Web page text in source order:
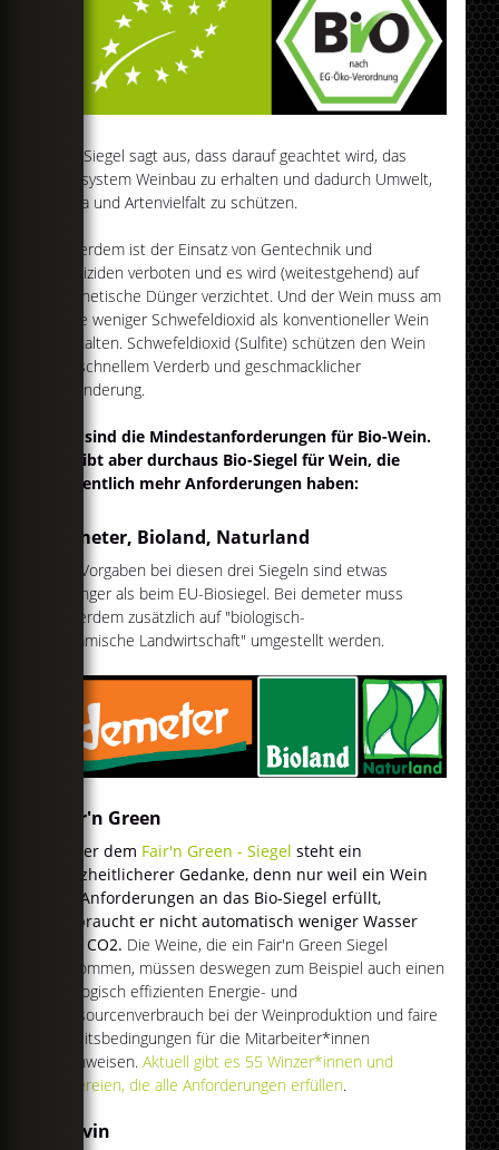
Das Siegel sagt aus, dass darauf geachtet wird, das
Ökosystem Weinbau zu erhalten und dadurch Umwelt,
Klima und Artenvielfalt zu schützen.
Außerdem ist der Einsatz von Gentechnik und
Pestiziden verboten und es wird (weitestgehend) auf
synthetische Dünger verzichtet. Und der Wein muss am
Ende weniger Schwefeldioxid als konventioneller Wein
enthalten. Schwefeldioxid (Sulfite) schützen den Wein
vor schnellem Verderb und geschmacklicher
Veränderung.
Das sind die Mindestanforderungen für Bio-Wein.
Es gibt aber durchaus Bio-Siegel für Wein, die
wesentlich mehr Anforderungen haben:
demeter, Bioland, Naturland
Die Vorgaben bei diesen drei Siegeln sind etwas
strenger als beim EU-Biosiegel. Bei demeter muss
außerdem zusätzlich auf "biologisch-
dynamische Landwirtschaft" umgestellt werden.
Fair'n Green
Hinter dem Fair'n Green - Siegel steht ein
ganzheitlicherer Gedanke, denn nur weil ein Wein
die Anforderungen an das Bio-Siegel erfüllt,
verbraucht er nicht automatisch weniger Wasser
und CO2. Die Weine, die ein Fair'n Green Siegel
bekommen, müssen deswegen zum Beispiel auch einen
ökologisch effizienten Energie- und
Ressourcenverbrauch bei der Weinproduktion und faire
Arbeitsbedingungen für die Mitarbeiter*innen
nachweisen.Aktuell gibt es 55 Winzer*innen und
Kellereien, die alle Anforderungen erfüllen.
Ecovin